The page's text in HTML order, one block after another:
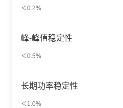
＜0.2%
峰-峰值稳定性
＜0.5%
长期功率稳定性
＜1.0%